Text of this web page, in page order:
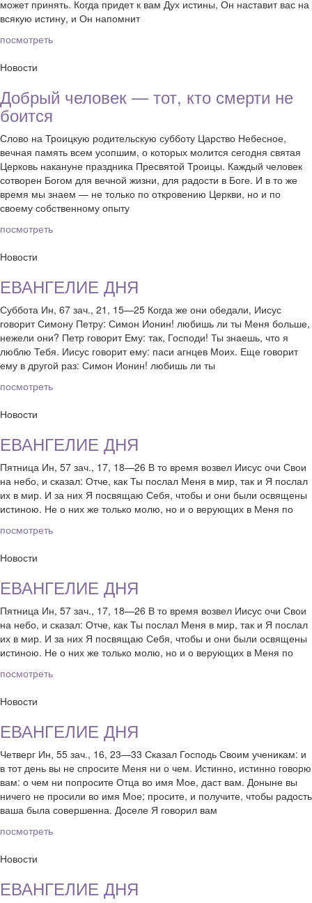
может принять. Когда придет к вам Дух истины, Он наставит вас на
всякую истину, и Он напомнит
посмотреть
Новости
Добрый человек — тот, кто смерти не
боится
Слово на Троицкую родительскую субботу Царство Небесное,
вечная память всем усопшим, о которых молится сегодня святая
Церковь накануне праздника Пресвятой Троицы. Каждый человек
сотворен Богом для вечной жизни, для радости в Боге. И в то же
время мы знаем — не только по откровению Церкви, но и по
своему собственному опыту
посмотреть
Новости
ЕВАНГЕЛИЕ ДНЯ
Суббота Ин, 67 зач., 21, 15—25 Когда же они обедали, Иисус
говорит Симону Петру: Симон Ионин! любишь ли ты Меня больше,
нежели они? Петр говорит Ему: так, Господи! Ты знаешь, что я
люблю Тебя. Иисус говорит ему: паси агнцев Моих. Еще говорит
ему в другой раз: Симон Ионин! любишь ли ты
посмотреть
Новости
ЕВАНГЕЛИЕ ДНЯ
Пятница Ин, 57 зач., 17, 18—26 В то время возвел Иисус очи Свои
на небо, и сказал: Отче, как Ты послал Меня в мир, так и Я послал
их в мир. И за них Я посвящаю Себя, чтобы и они были освящены
истиною. Не о них же только молю, но и о верующих в Меня по
посмотреть
Новости
ЕВАНГЕЛИЕ ДНЯ
Пятница Ин, 57 зач., 17, 18—26 В то время возвел Иисус очи Свои
на небо, и сказал: Отче, как Ты послал Меня в мир, так и Я послал
их в мир. И за них Я посвящаю Себя, чтобы и они были освящены
истиною. Не о них же только молю, но и о верующих в Меня по
посмотреть
Новости
ЕВАНГЕЛИЕ ДНЯ
Четверг Ин, 55 зач., 16, 23—33 Сказал Господь Своим ученикам: и
в тот день вы не спросите Меня ни о чем. Истинно, истинно говорю
вам: о чем ни попросите Отца во имя Мое, даст вам. Доныне вы
ничего не просили во имя Мое; просите, и получите, чтобы радость
ваша была совершенна. Доселе Я говорил вам
посмотреть
Новости
ЕВАНГЕЛИЕ ДНЯ